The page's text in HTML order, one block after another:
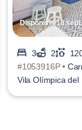
Disponível 18
3 2
#1053916P •
Vila Olímpica del